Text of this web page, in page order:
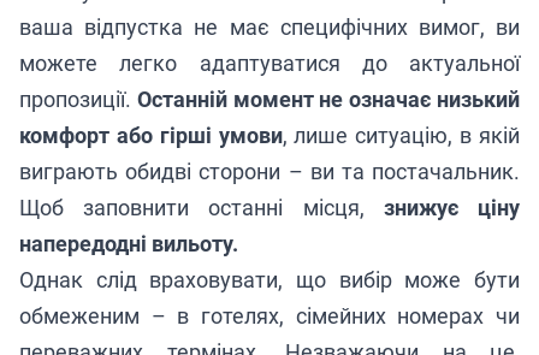
ваша відпустка не має специфічних вимог, ви
можете легко адаптуватися до актуальної
пропозиції. Останній момент не означає низький
комфорт або гірші умови, лише ситуацію, в якій
виграють обидві сторони – ви та постачальник.
Щоб заповнити останні місця, знижує ціну
напередодні вильоту.
Однак слід враховувати, що вибір може бути
обмеженим – в готелях, сімейних номерах чи